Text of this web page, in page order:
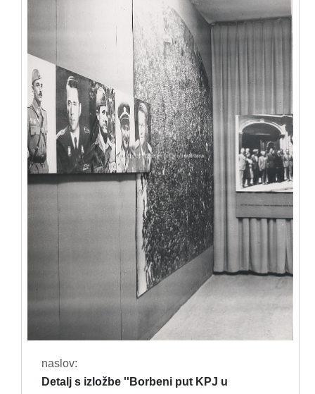
naslov:
Detalj s izložbe ''Borbeni put KPJ u